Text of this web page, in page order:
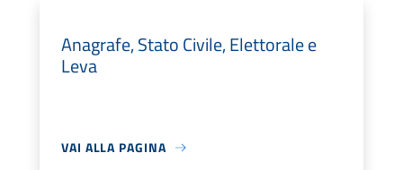
Anagrafe, Stato Civile, Elettorale e
Leva
VAI ALLA PAGINA